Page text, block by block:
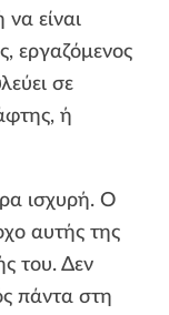
είναι
εργαζόμενος
σε
ή
ισχυρή. Ο
αυτής της
του. Δεν
πάντα στη